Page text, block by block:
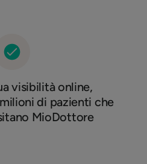
visibilità online,
di pazienti che
MioDottore